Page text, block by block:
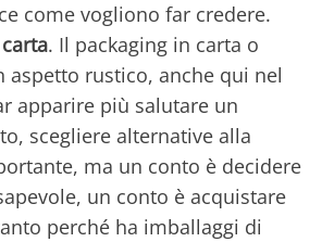
come vogliono far credere.
. Il packaging in carta o
aspetto rustico, anche qui nel
apparire più salutare un
scegliere alternative alla
ma un conto è decidere
un conto è acquistare
perché ha imballaggi di